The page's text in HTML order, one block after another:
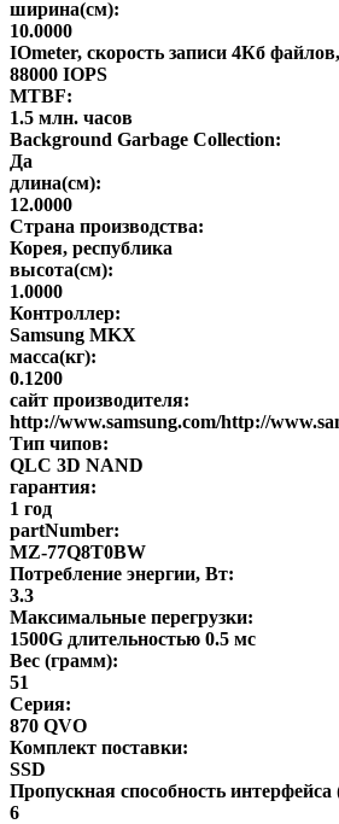
ширина(см):
10.0000
IOmeter, скорость записи 4Кб
88000 IOPS
MTBF:
1.5 млн. часов
Background Garbage Collection:
Да
длина(см):
12.0000
Страна производства:
Корея, республика
высота(см):
1.0000
Контроллер:
Samsung MKX
масса(кг):
0.1200
сайт производителя:
http://www.samsung.com/http://
Тип чипов:
QLC 3D NAND
гарантия:
1 год
partNumber:
MZ-77Q8T0BW
Потребление энергии, Вт:
3.3
Максимальные перегрузки:
1500G длительностью 0.5 мс
Вес (грамм):
51
Серия:
870 QVO
Комплект поставки:
SSD
Пропускная способность интерфейса
6